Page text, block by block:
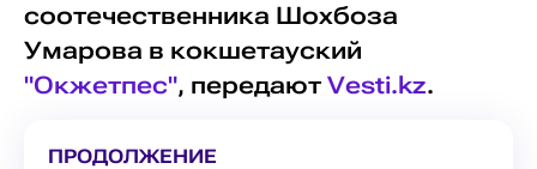
соотечественника Шохбоза
Умарова в кокшетауский
"Окжетпес", передают Vesti.kz.
ПРОДОЛЖЕНИЕ